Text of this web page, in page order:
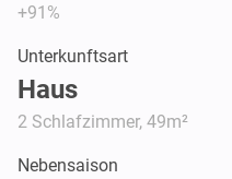
+91%
Unterkunftsart
Haus
2 Schlafzimmer, 49m²
Nebensaison